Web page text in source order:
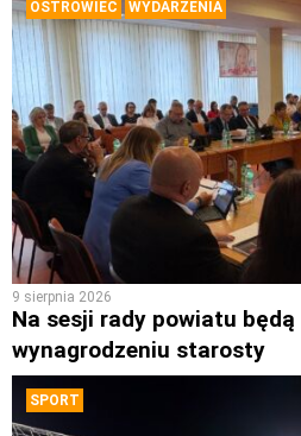
OSTROWIEC WYDARZENIA
9 sierpnia 2026
Na sesji rady powiatu
wynagrodzeniu starosty
SPORT